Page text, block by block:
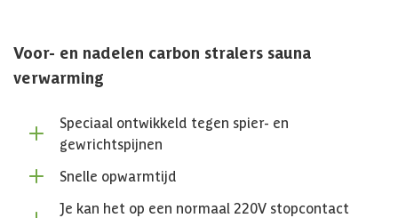
Voor- en nadelen carbon stralers sauna
verwarming
Speciaal ontwikkeld tegen spier- en
gewrichtspijnen
Snelle opwarmtijd
Je kan het op een normaal 220V stopcontact